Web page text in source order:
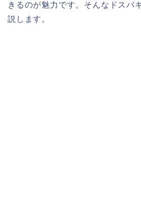
きるのが魅力です。そんなドスバ
説します。